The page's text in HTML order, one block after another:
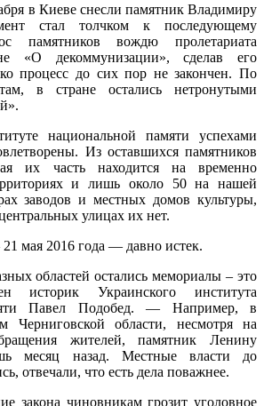
в Киеве снесли памятник Владимиру
стал толчком к последующему
памятников вождю пролетариата
«О декоммунизации», сделав его
процесс до сих пор не закончен. По
в стране остались нетронутыми
национальной памяти успехами
Из оставшихся памятников
их часть находится на временно
и лишь около 50 на нашей
заводов и местных домов культуры,
улицах их нет.
мая 2016 года — давно истек.
областей остались мемориалы – это
историк Украинского института
Павел Подобед. — Например, в
Черниговской области, несмотря на
жителей, памятник Ленину
месяц назад. Местные власти до
отвечали, что есть дела поважнее.
закона чиновникам грозит уголовное